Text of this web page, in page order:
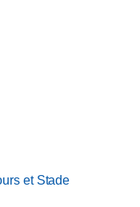
et Stade